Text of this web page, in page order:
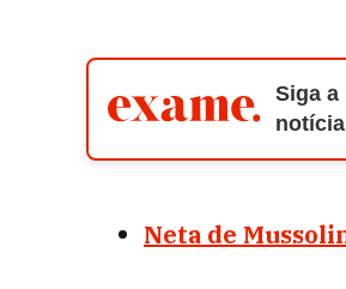
Siga a
Neta de